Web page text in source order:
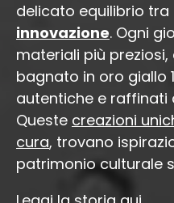
delicato equilibrio tra
innovazione. Ogni
materiali più
bagnato in oro giallo
autentiche e raffinati
Queste creazioni
cura, trovano
patrimonio culturale